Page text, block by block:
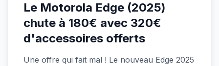
Le Motorola Edge (2025)
chute à 180€ avec 320€
d'accessoires offerts
Une offre qui fait mal ! Le nouveau Edge 2025